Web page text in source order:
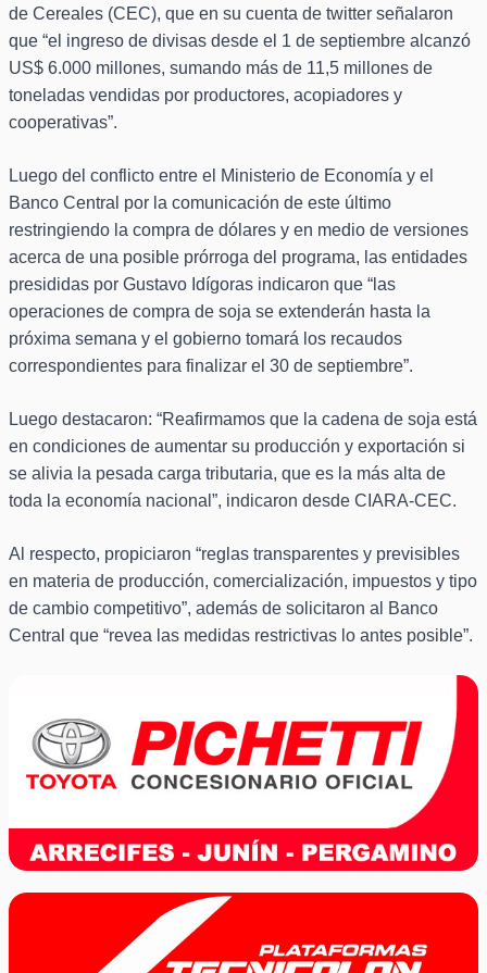
de Cereales (CEC), que en su cuenta de twitter señalaron
que “el ingreso de divisas desde el 1 de septiembre alcanzó
US$ 6.000 millones, sumando más de 11,5 millones de
toneladas vendidas por productores, acopiadores y
cooperativas”.
Luego del conflicto entre el Ministerio de Economía y el
Banco Central por la comunicación de este último
restringiendo la compra de dólares y en medio de versiones
acerca de una posible prórroga del programa, las entidades
presididas por Gustavo Idígoras indicaron que “las
operaciones de compra de soja se extenderán hasta la
próxima semana y el gobierno tomará los recaudos
correspondientes para finalizar el 30 de septiembre”.
Luego destacaron: “Reafirmamos que la cadena de soja está
en condiciones de aumentar su producción y exportación si
se alivia la pesada carga tributaria, que es la más alta de
toda la economía nacional”, indicaron desde CIARA-CEC.
Al respecto, propiciaron “reglas transparentes y previsibles
en materia de producción, comercialización, impuestos y tipo
de cambio competitivo”, además de solicitaron al Banco
Central que “revea las medidas restrictivas lo antes posible”.